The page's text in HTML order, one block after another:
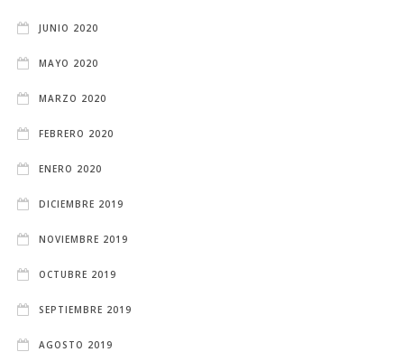
JUNIO 2020
MAYO 2020
MARZO 2020
FEBRERO 2020
ENERO 2020
DICIEMBRE 2019
NOVIEMBRE 2019
OCTUBRE 2019
SEPTIEMBRE 2019
AGOSTO 2019